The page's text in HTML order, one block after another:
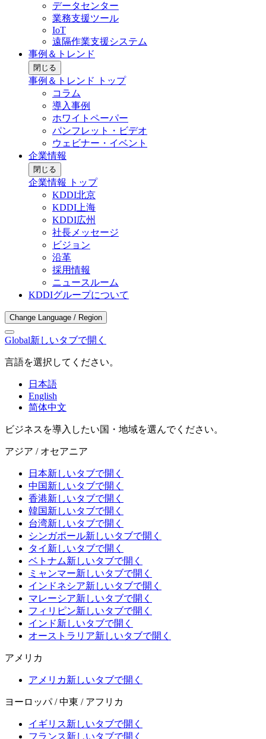
データセンター
業務支援ツール
IoT
遠隔作業支援システム
事例＆トレンド
閉じる
事例＆トレンド トップ
コラム
導入事例
ホワイトペーパー
パンフレット・ビデオ
ウェビナー・イベント
企業情報
閉じる
企業情報 トップ
KDDI北京
KDDI上海
KDDI広州
社長メッセージ
ビジョン
沿革
採用情報
ニュースルーム
KDDIグループについて
Change Language / Region
Global新しいタブで開く
言語を選択してください。
日本語
English
简体中文
ビジネスを導入したい国・地域を選んでください。
アジア / オセアニア
日本新しいタブで開く
中国新しいタブで開く
香港新しいタブで開く
韓国新しいタブで開く
台湾新しいタブで開く
シンガポール新しいタブで開く
タイ 新しいタブで開く
ベトナム新しいタブで開く
ミャンマー新しいタブで開く
インドネシア新しいタブで開く
マレーシア新しいタブで開く
フィリピン新しいタブで開く
インド新しいタブで開く
オーストラリア新しいタブで開く
アメリカ
アメリカ新しいタブで開く
ヨーロッパ / 中東 / アフリカ
イギリス新しいタブで開く
フランス新しいタブで開く